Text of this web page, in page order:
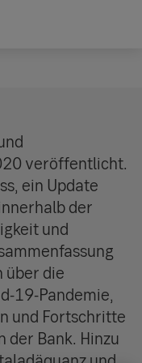
veröffentlicht.
ein Update
der
und
über die
19-Pandemie,
und Fortschritte
der Bank. Hinzu